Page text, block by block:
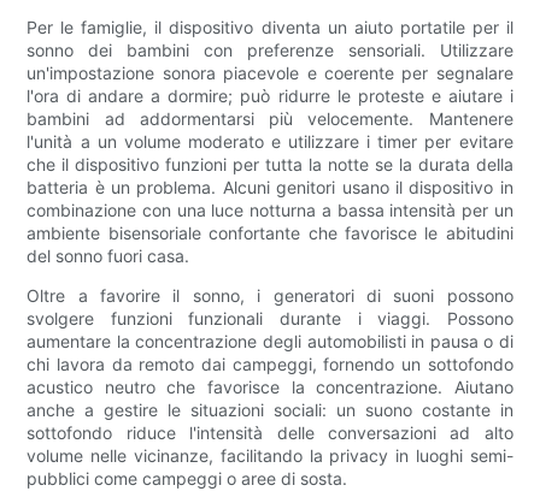
Per le famiglie, il dispositivo diventa un aiuto portatile per il
sonno dei bambini con preferenze sensoriali. Utilizzare
un'impostazione sonora piacevole e coerente per segnalare
l'ora di andare a dormire; può ridurre le proteste e aiutare i
bambini ad addormentarsi più velocemente. Mantenere
l'unità a un volume moderato e utilizzare i timer per evitare
che il dispositivo funzioni per tutta la notte se la durata della
batteria è un problema. Alcuni genitori usano il dispositivo in
combinazione con una luce notturna a bassa intensità per un
ambiente bisensoriale confortante che favorisce le abitudini
del sonno fuori casa.
Oltre a favorire il sonno, i generatori di suoni possono
svolgere funzioni funzionali durante i viaggi. Possono
aumentare la concentrazione degli automobilisti in pausa o di
chi lavora da remoto dai campeggi, fornendo un sottofondo
acustico neutro che favorisce la concentrazione. Aiutano
anche a gestire le situazioni sociali: un suono costante in
sottofondo riduce l'intensità delle conversazioni ad alto
volume nelle vicinanze, facilitando la privacy in luoghi semi-
pubblici come campeggi o aree di sosta.